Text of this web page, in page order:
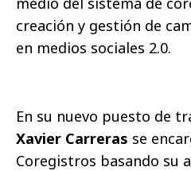
creación y gestión de
en medios sociales 2.0.
En su nuevo puesto de
Xavier Carreras se
Coregistros basando su